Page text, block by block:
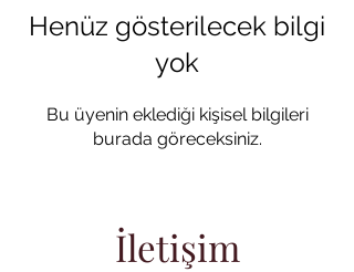
Henüz gösterilecek bilgi
yok
Bu üyenin eklediği kişisel bilgileri
burada göreceksiniz.
İletişim